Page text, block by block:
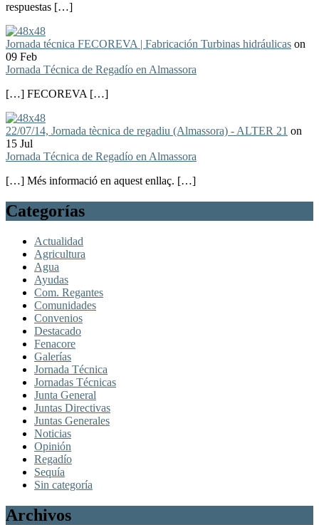
respuestas […]
Jornada técnica FECOREVA | Fabricación Turbinas hidráulicas on
09 Feb
Jornada Técnica de Regadío en Almassora
[…] FECOREVA […]
22/07/14, Jornada tècnica de regadiu (Almassora) - ALTER 21 on
15 Jul
Jornada Técnica de Regadío en Almassora
[…] Més informació en aquest enllaç. […]
Categorías
Actualidad
Agricultura
Agua
Ayudas
Com. Regantes
Comunidades
Convenios
Destacado
Fenacore
Galerías
Jornada Técnica
Jornadas Técnicas
Junta General
Juntas Directivas
Juntas Generales
Noticias
Opinión
Regadío
Sequía
Sin categoría
Archivos